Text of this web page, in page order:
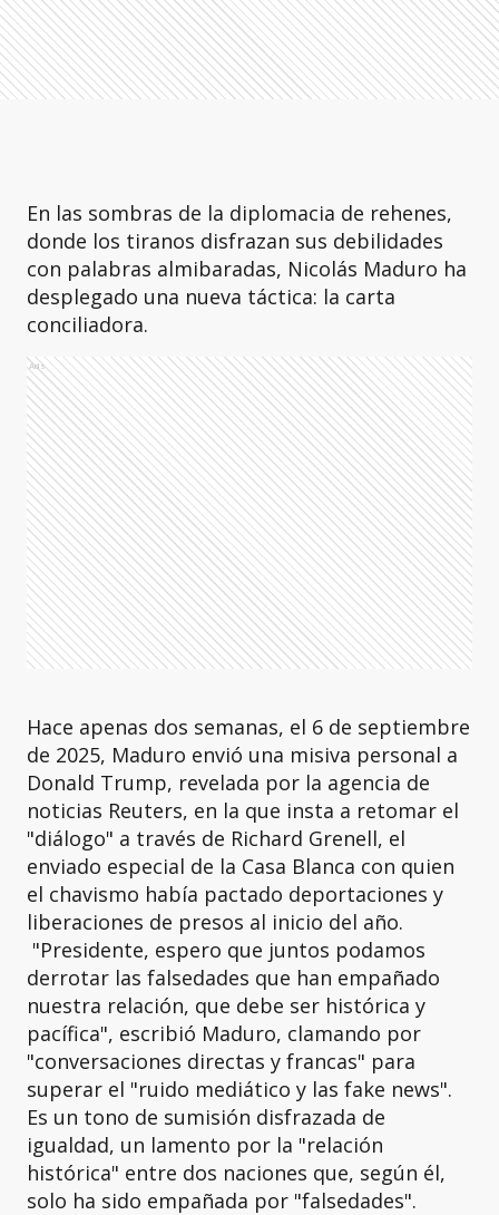
En las sombras de la diplomacia de rehenes,
donde los tiranos disfrazan sus debilidades
con palabras almibaradas, Nicolás Maduro ha
desplegado una nueva táctica: la carta
conciliadora.
Ads
Hace apenas dos semanas, el 6 de septiembre
de 2025, Maduro envió una misiva personal a
Donald Trump, revelada por la agencia de
noticias Reuters, en la que insta a retomar el
"diálogo" a través de Richard Grenell, el
enviado especial de la Casa Blanca con quien
el chavismo había pactado deportaciones y
liberaciones de presos al inicio del año.
"Presidente, espero que juntos podamos
derrotar las falsedades que han empañado
nuestra relación, que debe ser histórica y
pacífica", escribió Maduro, clamando por
"conversaciones directas y francas" para
superar el "ruido mediático y las fake news".
Es un tono de sumisión disfrazada de
igualdad, un lamento por la "relación
histórica" entre dos naciones que, según él,
solo ha sido empañada por "falsedades".